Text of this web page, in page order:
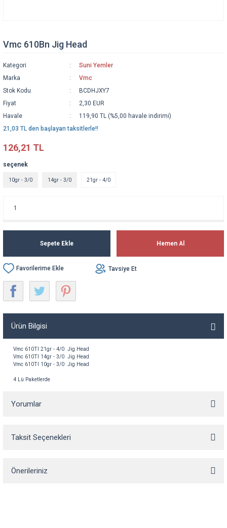
Vmc 610Bn Jig Head
Kategori
Suni Yemler
Marka
Vmc
Stok Kodu
BCDHJXY7
Fiyat
2,30 EUR
Havale
119,90 TL (%5,00 havale indirimi)
21,03 TL den başlayan taksitlerle!!
126,21 TL
seçenek
10gr - 3/0 14gr - 3/0 21gr - 4/0
Sepete Ekle Hemen Al
Tavsiye Et
Ürün Bilgisi
Vmc 610TI 21gr - 4/0 Jig Head
Vmc 610TI 14gr - 3/0 Jig Head
Vmc 610TI 10gr - 3/0 Jig Head
4 Lü Paketlerde
Yorumlar
Taksit Seçenekleri
Önerileriniz